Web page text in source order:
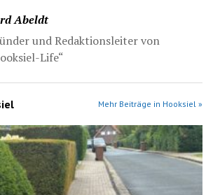
Abeldt
und Redaktionsleiter von
Life“
Mehr Beiträge in Hooksiel »